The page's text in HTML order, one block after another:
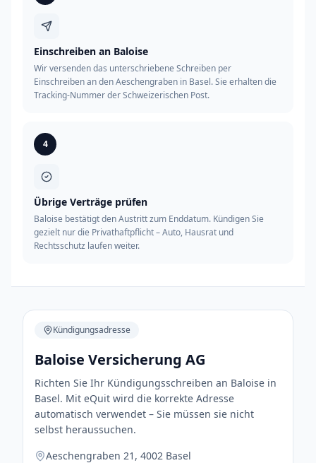
Einschreiben an Baloise
Wir versenden das unterschriebene Schreiben per
Einschreiben an den Aeschengraben in Basel. Sie erhalten die
Tracking-Nummer der Schweizerischen Post.
4
Übrige Verträge prüfen
Baloise bestätigt den Austritt zum Enddatum. Kündigen Sie
gezielt nur die Privathaftpflicht – Auto, Hausrat und
Rechtsschutz laufen weiter.
Kündigungsadresse
Baloise Versicherung AG
Richten Sie Ihr Kündigungsschreiben an Baloise in
Basel. Mit eQuit wird die korrekte Adresse
automatisch verwendet – Sie müssen sie nicht
selbst heraussuchen.
Aeschengraben 21, 4002 Basel